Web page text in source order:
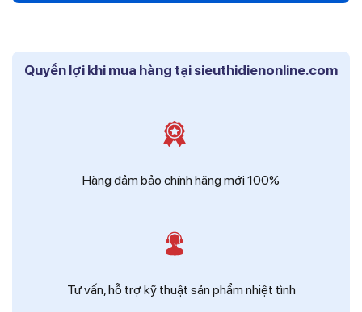
0916 804 808
Mr Trâm - Điện Thái Dương
Quyền lợi khi mua hàng tại sieuthidienonline.com
Hàng đảm bảo chính hãng mới 100%
Tư vấn, hỗ trợ kỹ thuật sản phẩm nhiệt tình